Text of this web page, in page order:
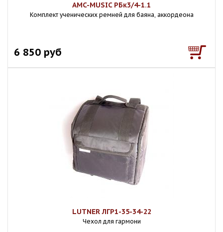
AMC-MUSIC РБк3/4-1.1
Комплект ученических ремней для баяна, аккордеона
6 850 руб
LUTNER ЛГР1-35-34-22
Чехол для гармони